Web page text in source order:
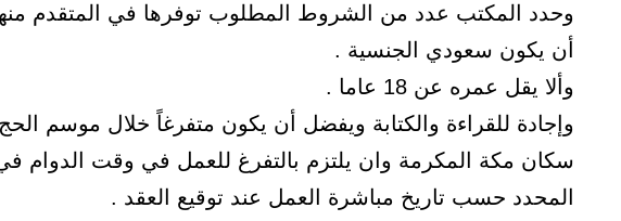
وحدد المكتب عدد من الشروط المطلوب توفرها في المتقدم
أن يكون سعودي الجنسية .
وألا يقل عمره عن 18 عاما .
وإجادة للقراءة والكتابة ويفضل أن يكون متفرغاً خلال موسم
سكان مكة المكرمة وان يلتزم بالتفرغ للعمل في وقت الدوام
المحدد حسب تاريخ مباشرة العمل عند توقيع العقد .